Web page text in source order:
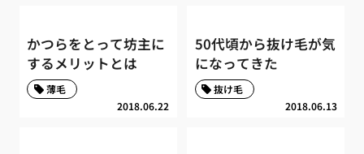
かつらをとって坊主に
するメリットとは
2018.06.22
薄毛
50代頃から抜け毛が気
になってきた
2018.06.13
抜け毛